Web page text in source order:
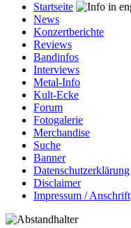
Startseite
News
Konzertberichte
Reviews
Bandinfos
Interviews
Metal-Info
Kult-Ecke
Forum
Fotogalerie
Merchandise
Suche
Banner
Datenschutzerklärung
Disclaimer
Impressum / Anschrift